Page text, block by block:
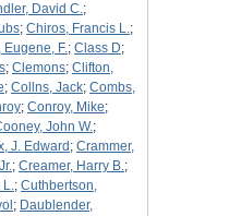
David C.;
; Chiros, Francis L.;
Eugene, F.; Class D;
; Clemons; Clifton,
; Collns, Jack; Combs,
; Conroy, Mike;
John W.;
J. Edward ; Crammer,
; Creamer, Harry B.;
L.; Cuthbertson,
; Daublender,